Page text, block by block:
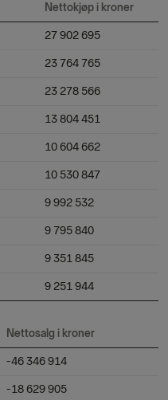
Nettokjøp i kroner
27 902 695
23 764 765
23 278 566
13 804 451
10 604 662
10 530 847
9 992 532
9 795 840
9 351 845
9 251 944
Nettosalg i kroner
-46 346 914
-18 629 905